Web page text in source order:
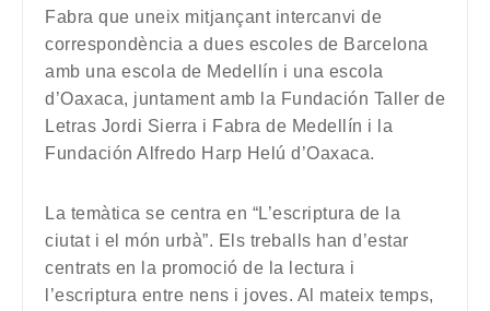
Fabra que uneix mitjançant intercanvi de
correspondència a dues escoles de Barcelona
amb una escola de Medellín i una escola
d’Oaxaca, juntament amb la Fundación Taller de
Letras Jordi Sierra i Fabra de Medellín i la
Fundación Alfredo Harp Helú d’Oaxaca.
La temàtica se centra en “L’escriptura de la
ciutat i el món urbà”. Els treballs han d’estar
centrats en la promoció de la lectura i
l’escriptura entre nens i joves. Al mateix temps,